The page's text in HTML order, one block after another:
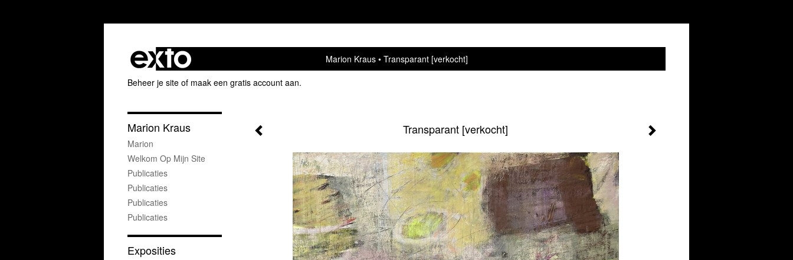
Marion Kraus
Transparant [verkocht]
Beheer je site of maak een gratis account aan.
Transparant [verkocht]
Marion Kraus
Marion
Welkom Op Mijn Site
Publicaties
Publicaties
Publicaties
Publicaties
Exposities